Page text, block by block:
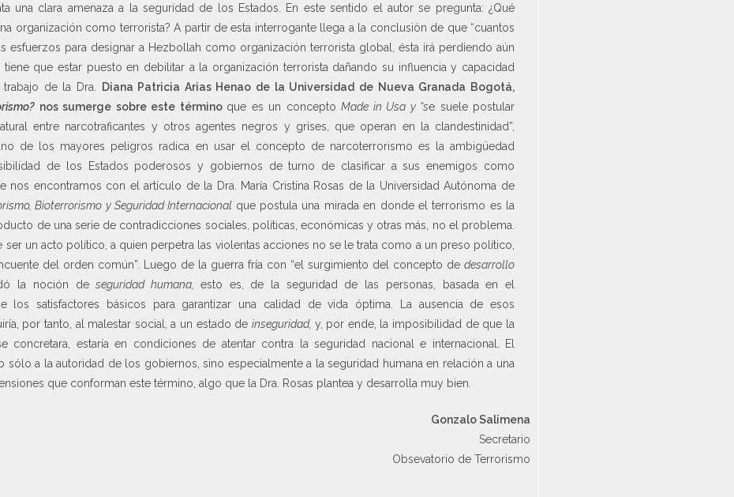
una clara amenaza a la seguridad de los Estados. En este sentido el autor se pregunta: ¿Qué
organización como terrorista? A partir de esta interrogante llega a la conclusión de que “cuantos
esfuerzos para designar a Hezbollah como organización terrorista global, ésta irá perdiendo aún
tiene que estar puesto en debilitar a la organización terrorista dañando su influencia y capacidad
trabajo de la Dra.
Diana Patricia Arias Henao de la Universidad de Nueva Granada Bogotá,
nos sumerge sobre este término que es un conceptoMade in Usa y “se suele postular
entre narcotraficantes y otros agentes negros y grises, que operan en la clandestinidad”,
de los mayores peligros radica en usar el concepto de narcoterrorismo es la ambigüedad
de los Estados poderosos y gobiernos de turno de clasificar a sus enemigos como
nos encontramos con el artículo de la Dra. María Cristina Rosas de la Universidad Autónoma de
Bioterrorismo y Seguridad Internacional que postula una mirada en donde el terrorismo es la
de una serie de contradicciones sociales, políticas, económicas y otras más, no el problema.
ser un acto político, a quien perpetra las violentas acciones no se le trata como a un preso político,
del orden común”. Luego de la guerra fría con “el surgimiento del concepto de desarrollo
la noción deseguridad humana, esto es, de la seguridad de las personas, basada en el
los satisfactores básicos para garantizar una calidad de vida óptima. La ausencia de esos
por tanto, al malestar social, a un estado de inseguridad, y, por ende, la imposibilidad de que la
concretara, estaría en condiciones de atentar contra la seguridad nacional e internacional. El
sólo a la autoridad de los gobiernos, sino especialmente a la seguridad humana en relación a una
que conforman este término, algo que la Dra. Rosas plantea y desarrolla muy bien.
Gonzalo Salimena
Secretario
Obsevatorio de Terrorismo